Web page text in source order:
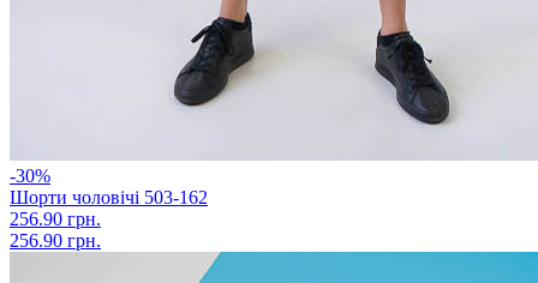
-30%
Шорти чоловічі 503-162
256.90 грн.
256.90 грн.